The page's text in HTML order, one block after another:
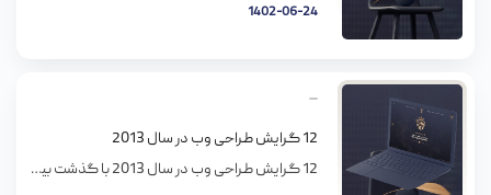
1402-06-24
12 گرایش طراحی وب در سال 2013
12 گرایش طراحی وب در سال 2013 با گذشت بیش از نیمی از سال 2013 الگوهای جدیدی در طراحی وب به وجود آمده اند. بعضی از این الگوها از سال قبل پایه گذاری شده بودند و برخی نیز در سال جدید ایجاد شدند. در صورتی که یک طراح وب حرفه ای هستید و یا یک […]